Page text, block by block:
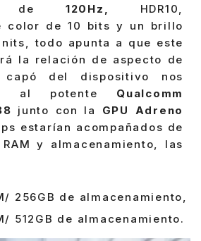
de 120Hz, HDR10,
color de 10 bits y un brillo
todo apunta a que este
la relación de aspecto de
del dispositivo nos
al potente Qualcomm
junto con la GPU Adreno
estarían acompañados de
y almacenamiento, las
256GB de almacenamiento,
512GB de almacenamiento.